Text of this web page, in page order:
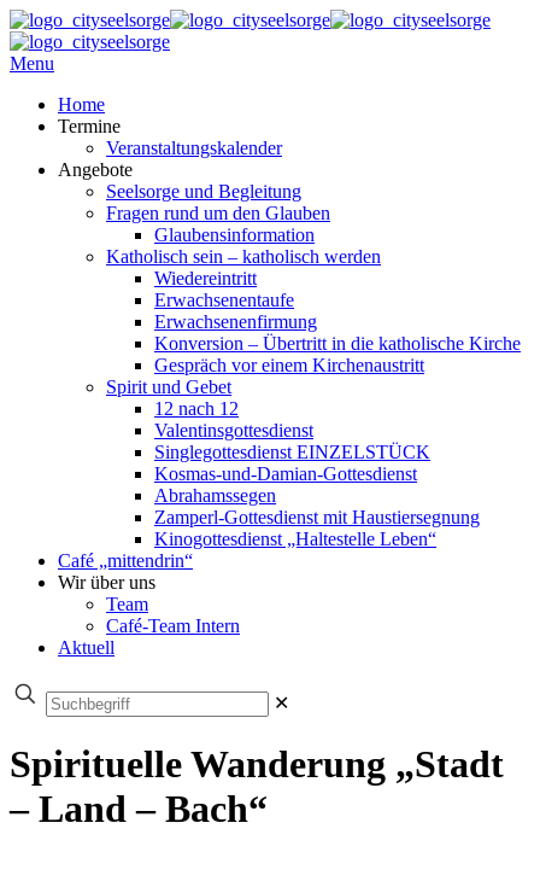
Menu
Home
Termine
Veranstaltungskalender
Angebote
Seelsorge und Begleitung
Fragen rund um den Glauben
Glaubensinformation
Katholisch sein – katholisch werden
Wiedereintritt
Erwachsenentaufe
Erwachsenenfirmung
Konversion – Übertritt in die katholische Kirche
Gespräch vor einem Kirchenaustritt
Spirit und Gebet
12 nach 12
Valentinsgottesdienst
Singlegottesdienst EINZELSTÜCK
Kosmas-und-Damian-Gottesdienst
Abrahamssegen
Zamperl-Gottesdienst mit Haustiersegnung
Kinogottesdienst „Haltestelle Leben“
Café „mittendrin“
Wir über uns
Team
Café-Team Intern
Aktuell
✕
Spirituelle Wanderung „Stadt
– Land – Bach“